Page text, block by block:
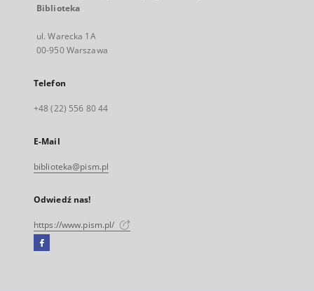
Biblioteka
ul. Warecka 1A
00-950 Warszawa
Telefon
+48 (22) 556 80 44
E-Mail
biblioteka@pism.pl
Odwiedź nas!
https://www.pism.pl/
Facebook